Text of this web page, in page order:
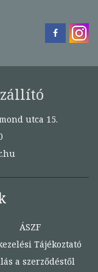
utca 15.
ÁSZF
Tájékoztató
a szerződéstől